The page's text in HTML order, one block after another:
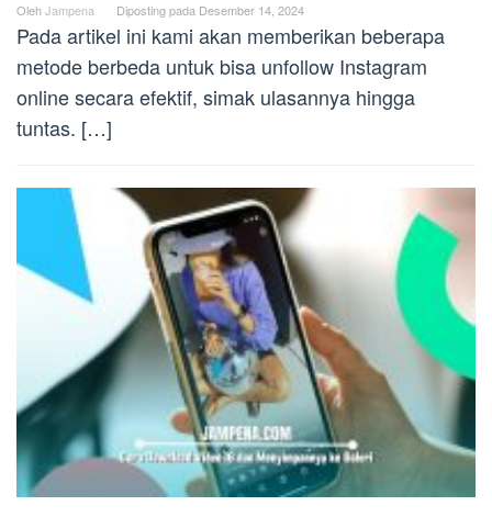
OlehJampena Diposting pada Desember 14, 2024
Pada artikel ini kami akan memberikan beberapa
metode berbeda untuk bisa unfollow Instagram
online secara efektif, simak ulasannya hingga
tuntas. […]